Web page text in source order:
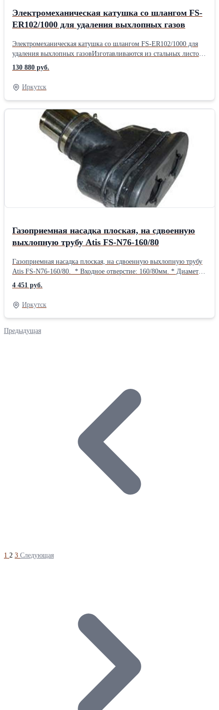
Электромеханическая катушка со шлангом FS-
ER102/1000 для удаления выхлопных газов
Электромеханическая катушка со шлангом FS-ER102/1000 для
удаления выхлопных газовИзготавливаются из стальных листов
с финишным покрытием из алюминиевого сплава. Оснащаются
электрическим механизмом возврата для сматывания шланга. В
комплект поставки входит: * Шланг из термостойкого
армированного эластомера (TPE); * Резиновое газоприемное
сопло с рукояткой; * Cтопор и салазки для
крепления.Производитель: Atis Высота катушки, мм: 750-830
Диаметр сопла, мм: 120 Диаметр шланга, мм: 102 Длина
катушки, мм: 1155 Длина шланга, м: 10 Максимальная
температура, °: 200
130 880 руб.
Иркутск
Газоприемная насадка плоская, на сдвоенную
выхлопную трубу Atis FS-N76-160/80
Газоприемная насадка плоская, на сдвоенную выхлопную трубу
Atis FS-N76-160/80. * Входное отверстие: 160/80мм. * Диаметр
шланга: 76 мм. * Максимальная рабочая температура: 180
сПроизводитель: Atis Входное отверстие, мм: 160/80
Максимальная температура, °С: 180 Посадка шланга, мм: 76
4 451 руб.
Иркутск
Предыдущая
1 2 3 Следующая